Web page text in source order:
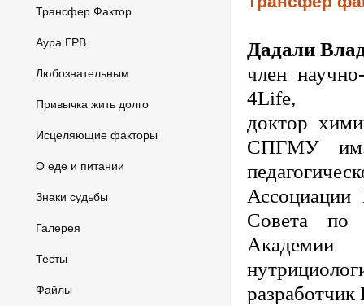
Трансфер Фактор
Аура ГРВ
Любознательным
Привычка жить долго
Исцеляющие факторы
О еде и питании
Знаки судьбы
Галерея
Тесты
Файлы
Дадали
член
4Life,
доктор
СПГМУ им.
Совета
Академии